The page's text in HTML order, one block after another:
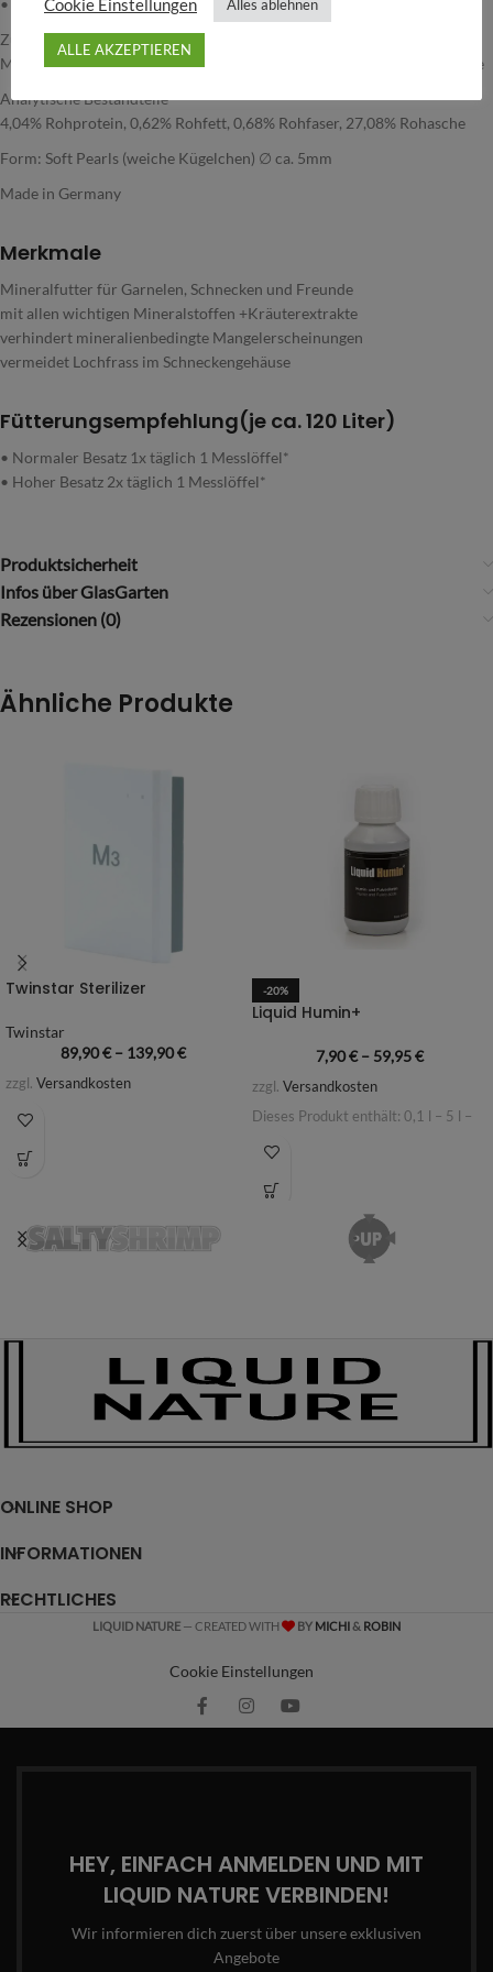
• Schnecken: 1 Perle täglich pro 2-5 Schnecken
Zusammensetzung
Mineralstoffe, pflanzliche Nebenerzeugnisse, Getreide, Kräuterextrakte
Analytische Bestandteile
4,04% Rohprotein, 0,62% Rohfett, 0,68% Rohfaser, 27,08% Rohasche
Form: Soft Pearls (weiche Kügelchen) ∅ ca. 5mm
Made in Germany
Merkmale
Mineralfutter für Garnelen, Schnecken und Freunde
mit allen wichtigen Mineralstoffen +Kräuterextrakte
verhindert mineralienbedingte Mangelerscheinungen
vermeidet Lochfrass im Schneckengehäuse
Fütterungsempfehlung(je ca. 120 Liter)
• Normaler Besatz 1x täglich 1 Messlöffel*
• Hoher Besatz 2x täglich 1 Messlöffel*
Produktsicherheit
Infos über GlasGarten
Rezensionen (0)
Ähnliche Produkte
Twinstar Sterilizer
Twinstar
89,90€– 139,90€
zzgl. Versandkosten
-20%
Liquid Humin+
7,90€– 59,95€
zzgl. Versandkosten
Dieses Produkt enthält: 0,1
– 5 –
ONLINE SHOP
INFORMATIONEN
RECHTLICHES
LIQUID NATURE — CREATED WITH BY MICHI& ROBIN
Cookie Einstellungen
HEY, EINFACH ANMELDEN UND MIT
LIQUID NATURE VERBINDEN!
Wir informieren dich zuerst über unsere exklusiven
Angebote
Cookie Einstellungen Alles ablehnen
ALLE AKZEPTIEREN